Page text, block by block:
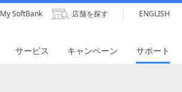
My SoftBank 店舗を探す ENGLISH
サービス キャンペーン サポート